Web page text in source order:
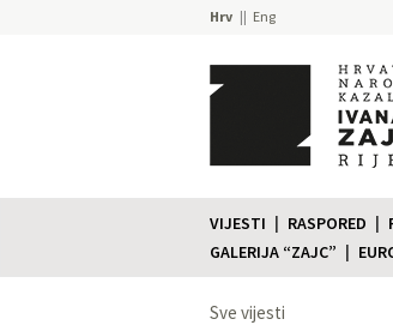
Hrv Eng
VIJESTI RASPORED
GALERIJA “ZAJC”
Sve vijesti